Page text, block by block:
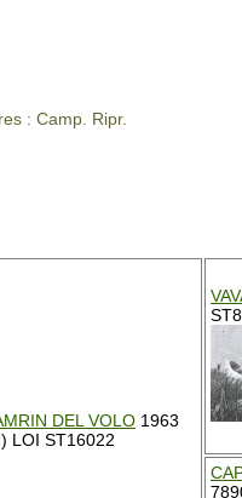
: Camp. Ripr.
DEL VOLO 1963
LOI ST16022